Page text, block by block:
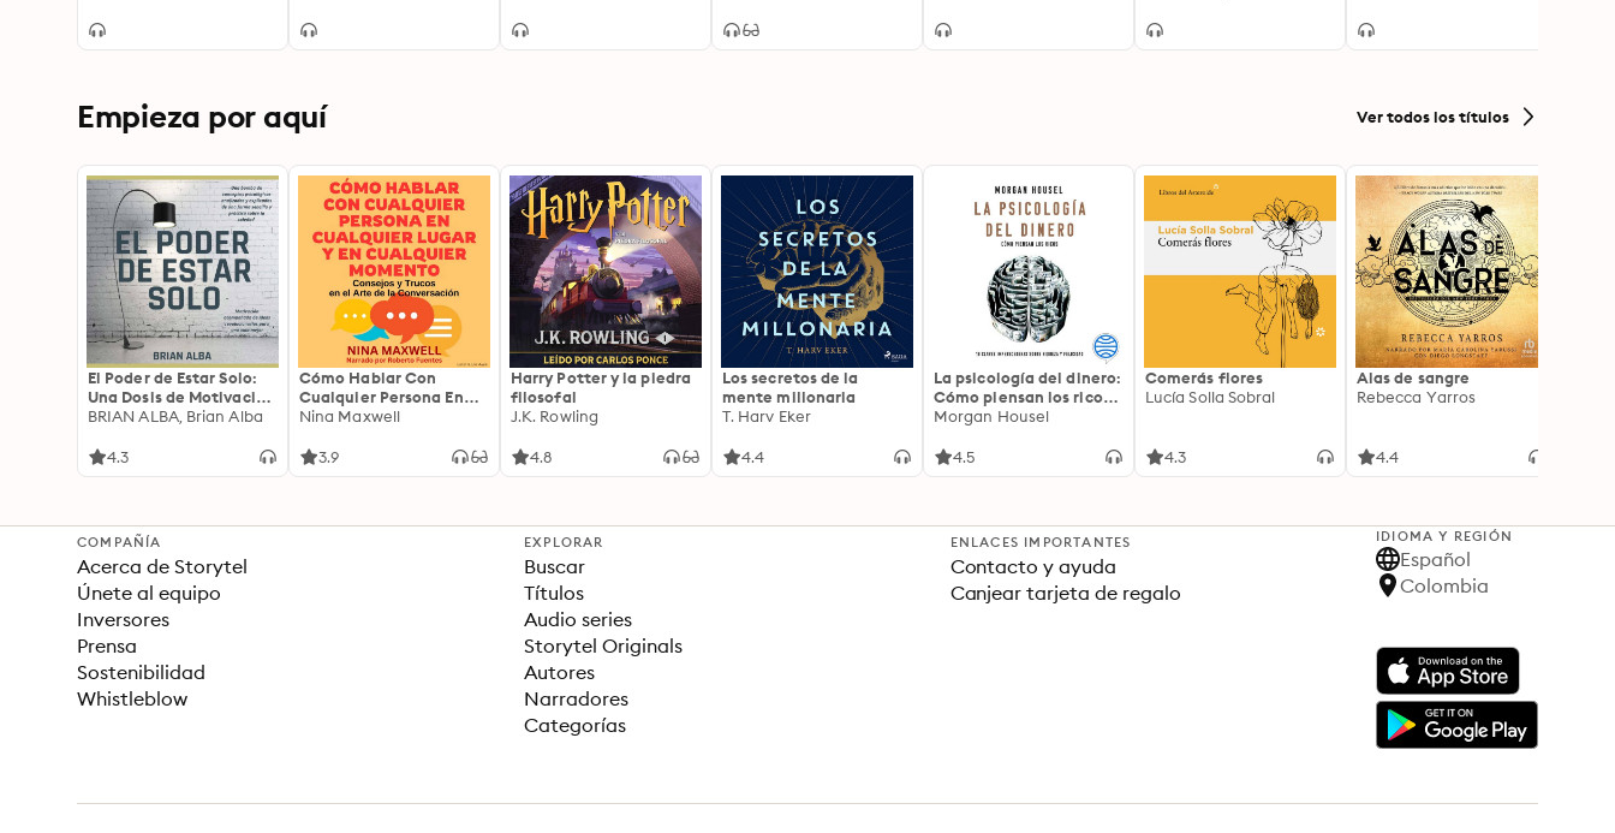
el pais (12 Perspectives
Empieza por aquí Ver todos los títulos
El Poder de Estar Solo:
Una Dosis de Motivación
Acompañada de Ideas
una Vida Mejor
BRIAN ALBA, Brian Alba
4.3
Cómo Hablar Con
Cualquier Persona En
Cualquier Lugar Y En
Nina Maxwell
3.9
Harry Potter y la piedra
filosofal
J.K. Rowling
4.8
Los secretos de la
mente millonaria
T. Harv Eker
4.4
La psicología del dinero:
Cómo piensan los ricos:
18 claves imperecederas
Morgan Housel
4.5
Comerás flores
Lucía Solla Sobral
4.3
Alas de sangre
Rebecca Yarros
4.4
COMPAÑÍA
Acerca de Storytel
Únete al equipo
Inversores
Prensa
Sostenibilidad
Whistleblow
EXPLORAR
Buscar
Títulos
Audio series
Storytel Originals
Autores
Narradores
Categorías
ENLACES IMPORTANTES
Contacto y ayuda
Canjear tarjeta de regalo
IDIOMA Y REGIÓN
Español
Colombia